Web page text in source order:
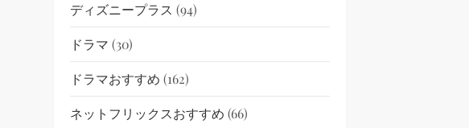
ディズニープラス (94)
ドラマ (30)
ドラマおすすめ (162)
ネットフリックスおすすめ (66)